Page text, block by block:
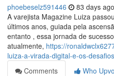
phoebeselz591446 83 days ago
A varejista Magazine Luiza
últimos anos, guiada pela
entanto , essa jornada de
atualmente, https://
luiza-a-virada-digital-e-os-
Comments
Who